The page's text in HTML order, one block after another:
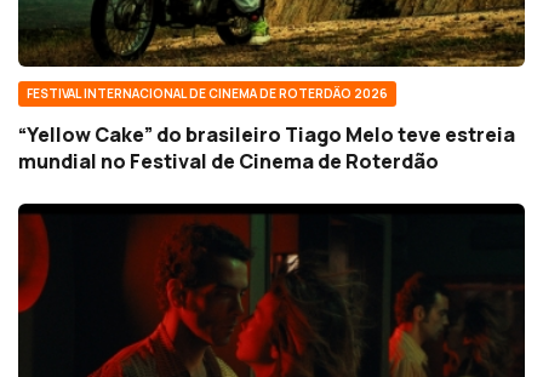
FESTIVAL INTERNACIONAL DE CINEMA DE ROTERDÃO 2026
“Yellow Cake” do brasileiro Tiago Melo teve estreia
mundial no Festival de Cinema de Roterdão